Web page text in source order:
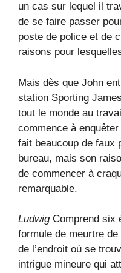
un cas sur lequel il
de se faire passer
poste de police et de
raisons pour
Mais dès que John
station Sporting
tout le monde au
commence à
fait beaucoup de faux
bureau, mais son
de commencer à
remarquable.
LudwigComprend six
formule de meurtre
de l’endroit où se
intrigue mineure qui